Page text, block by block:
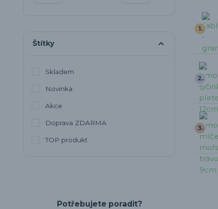
1.
2.
3.
Štítky
Skladem
Novinka
Akce
Doprava ZDARMA
TOP produkt
Potřebujete poradit?